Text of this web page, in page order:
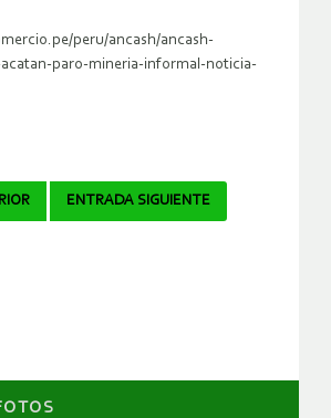
peru/ancash/ancash-
paro-mineria-informal-noticia-
ENTRADA SIGUIENTE